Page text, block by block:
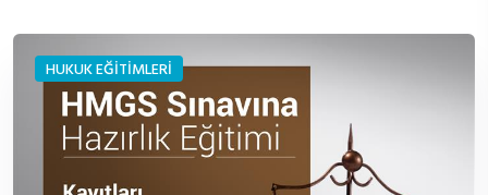
HUKUK EĞİTİMLERİ